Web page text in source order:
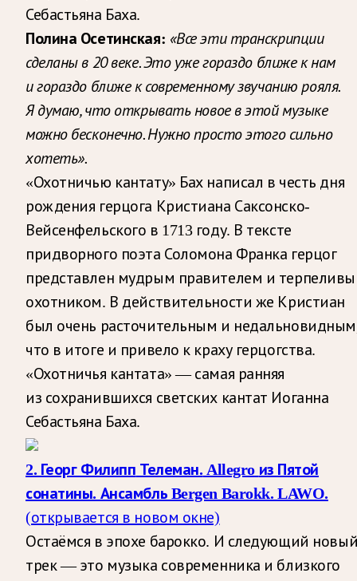
Себастьяна Баха.
Полина Осетинская: «Все эти транскрипции
сделаны в 20 веке. Это уже гораздо ближе к нам
и гораздо ближе к современному звучанию рояля.
Я думаю, что открывать новое в этой музыке
можно бесконечно. Нужно просто этого сильно
хотеть».
«Охотничью кантату» Бах написал в честь дня
рождения герцога Кристиана Саксонско-
Вейсенфельского в 1713 году. В тексте
придворного поэта Соломона Франка герцог
представлен мудрым правителем и
охотником. В действительности же Кристиан
был очень расточительным и
что в итоге и привело к краху герцогства.
«Охотничья кантата» — самая ранняя
из сохранившихся светских кантат Иоганна
Себастьяна Баха.
2. Георг Филипп Телеман. Allegro из Пятой
сонатины. Ансамбль Bergen Barokk. LAWO.
(открывается в новом окне)
Остаёмся в эпохе барокко. И следующий
трек — это музыка современника и близкого